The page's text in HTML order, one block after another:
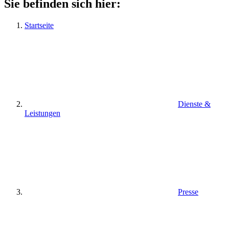
Sie befinden sich hier:
Startseite
Dienste &
Leistungen
Presse